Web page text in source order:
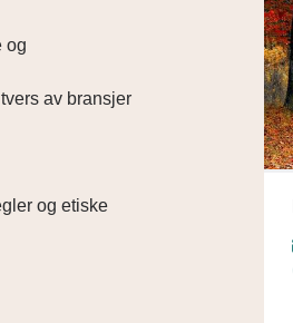
og
av bransjer
og etiske